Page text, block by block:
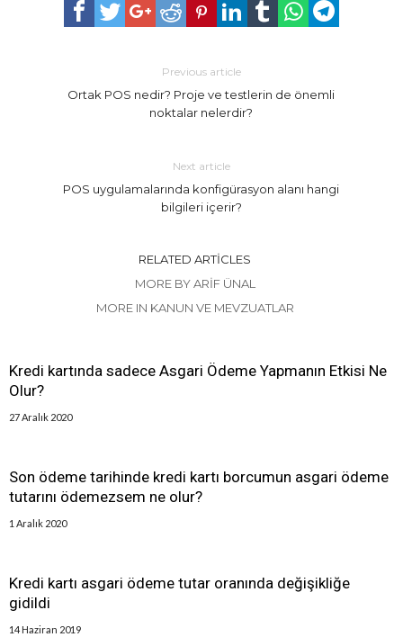
Previous article
Ortak POS nedir? Proje ve testlerin de önemli
noktalar nelerdir?
Next article
POS uygulamalarında konfigürasyon alanı hangi
bilgileri içerir?
RELATED ARTICLES
MORE BY ARIF ÜNAL
MORE IN KANUN VE MEVZUATLAR
Kredi kartında sadece Asgari Ödeme Yapmanın Etkisi Ne
Olur?
27 Aralık 2020
Son ödeme tarihinde kredi kartı borcumun asgari ödeme
tutarını ödemezsem ne olur?
1 Aralık 2020
Kredi kartı asgari ödeme tutar oranında değişikliğe
gidildi
14 Haziran 2019